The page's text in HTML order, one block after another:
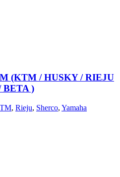
(KTM / HUSKY / RIEJU
BETA )
, Rieju, Sherco, Yamaha